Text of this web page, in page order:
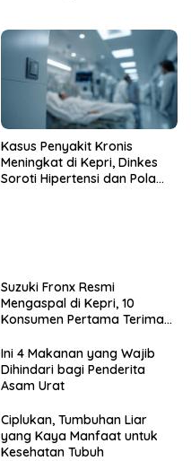
Kasus Penyakit Kronis
Meningkat di Kepri, Dinkes
Soroti Hipertensi dan Pola
Suzuki Fronx Resmi
Mengaspal di Kepri, 10
Konsumen Pertama Terima
Ini 4 Makanan yang Wajib
Dihindari bagi Penderita
Asam Urat
Ciplukan, Tumbuhan Liar
yang Kaya Manfaat untuk
Kesehatan Tubuh